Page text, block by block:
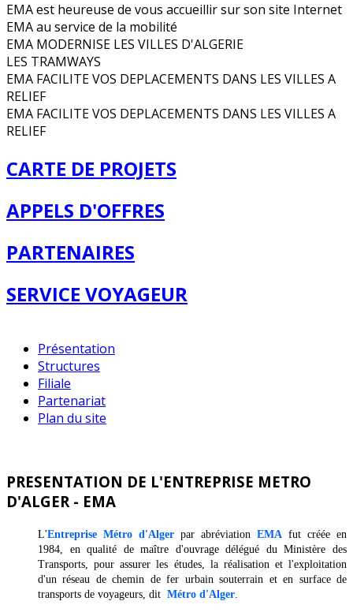
EMA est heureuse de vous accueillir sur son site Internet
EMA au service de la mobilité
EMA MODERNISE LES VILLES D'ALGERIE
LES TRAMWAYS
EMA FACILITE VOS DEPLACEMENTS DANS LES VILLES A
RELIEF
EMA FACILITE VOS DEPLACEMENTS DANS LES VILLES A
RELIEF
CARTE DE PROJETS
APPELS D'OFFRES
PARTENAIRES
SERVICE VOYAGEUR
Présentation
Structures
Filiale
Partenariat
Plan du site
PRESENTATION DE L'ENTREPRISE METRO
D'ALGER - EMA
L'Entreprise Métro d'Alger par abréviation EMA fut créée en
1984, en qualité de maître d'ouvrage délégué du Ministère des
Transports, pour assurer les études, la réalisation et l'exploitation
d'un réseau de chemin de fer urbain souterrain et en surface de
transports de voyageurs, dit Métro d'Alger